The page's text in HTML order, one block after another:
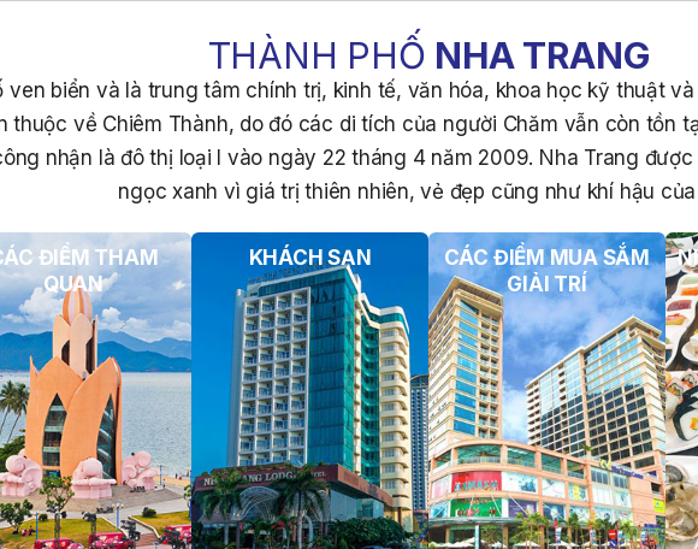
THÀNH PHỐ NHA TRANG
ven biển và là trung tâm chính trị, kinh tế, văn hóa, khoa học kỹ thuật
thuộc về Chiêm Thành, do đó các di tích của người Chăm vẫn còn tồn
nhận là đô thị loại I vào ngày 22 tháng 4 năm 2009. Nha Trang
ngọc xanh vì giá trị thiên nhiên, vẻ đẹp cũng như khí hậu của
ĐIỂM THAM
QUAN
KHÁCH SẠN
CÁC ĐIỂM MUA SẮM
GIẢI TRÍ